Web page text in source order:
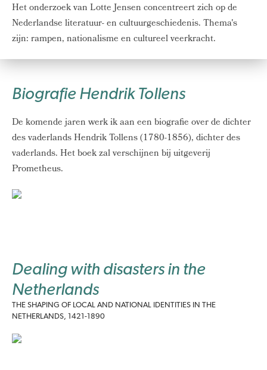
Het onderzoek van Lotte Jensen concentreert zich op de
Nederlandse literatuur- en cultuurgeschiedenis. Thema's
zijn: rampen, nationalisme en cultureel veerkracht.
Biografie Hendrik Tollens
De komende jaren werk ik aan een biografie over de dichter
des vaderlands Hendrik Tollens (1780-1856), dichter des
vaderlands. Het boek zal verschijnen bij uitgeverij
Prometheus.
Dealing with disasters in the
Netherlands
THE SHAPING OF LOCAL AND NATIONAL IDENTITIES IN THE
NETHERLANDS, 1421-1890